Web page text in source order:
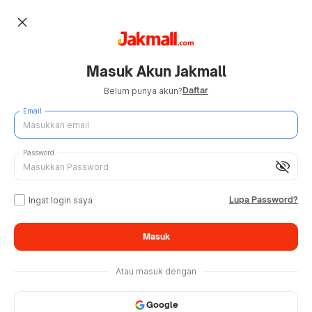
close
Masuk Akun Jakmall
Belum punya akun?Daftar
Email
visibility_off
Password
Ingat login saya Lupa Password?
Masuk
Atau masuk dengan
Google